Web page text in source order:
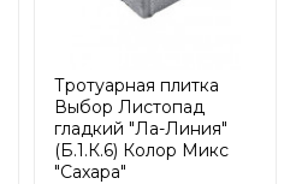
Тротуарная плитка
Выбор Листопад
гладкий "Ла-Линия"
(Б.1.К.6) Колор Микс
"Сахара"